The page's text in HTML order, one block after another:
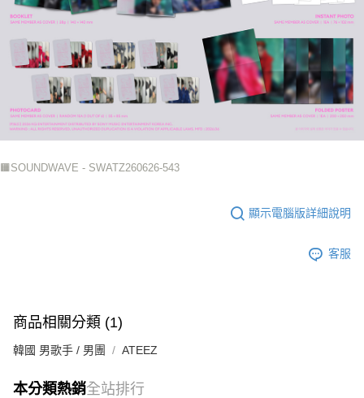
🟧SOUNDWAVE - SWATZ260626-543
顯示電腦版詳細說明
客服
商品相關分類 (1)
韓國 男歌手 / 男團 ATEEZ
本分類熱銷全站排行